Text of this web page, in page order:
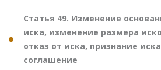
Статья 49. Изменение
иска, изменение размера
отказ от иска, признание
соглашение